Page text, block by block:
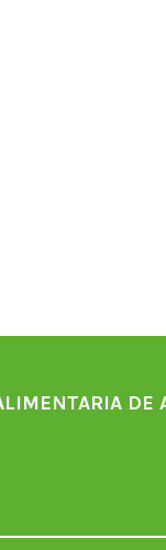
DE